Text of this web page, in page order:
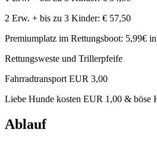
2 Erw. + bis zu 3 Kinder: € 57,50
Premiumplatz im Rettungsboot: 5,99€
Rettungsweste und Trillerpfeife
Fahrradtransport EUR 3,00
Liebe Hunde kosten EUR 1,00 & böse
Ablauf